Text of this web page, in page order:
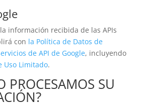
información recibida de las APIs
con la Política de Datos de
de API de Google, incluyendo
Uso Limitado.
PROCESAMOS SU